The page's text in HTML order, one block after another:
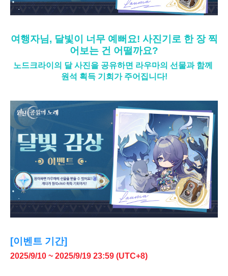
여행자님, 달빛이 너무 예뻐요! 사진기로 한 장 찍
어보는 건 어떨까요?
노드크라이의 달 사진을 공유하면 라우마의 선물과 함께
원석 획득 기회가 주어집니다!
[이벤트 기간]
2025/9/10 ~ 2025/9/19 23:59 (UTC+8)